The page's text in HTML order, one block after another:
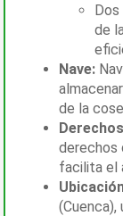
de
Nave:
de la
derechos
facilita el
(Cuenca),